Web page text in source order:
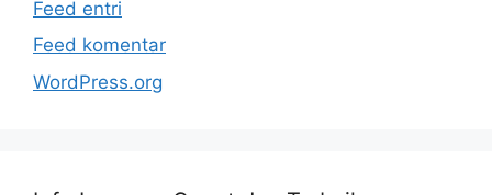
Feed entri
Feed komentar
WordPress.org